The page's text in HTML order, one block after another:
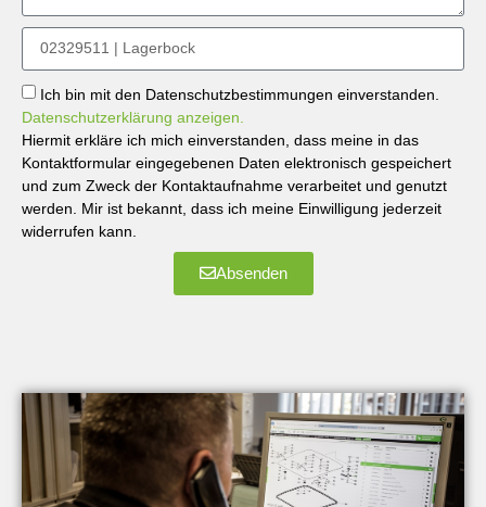
Ich bin mit den Datenschutzbestimmungen einverstanden.
Datenschutzerklärung anzeigen.
Hiermit erkläre ich mich einverstanden, dass meine in das
Kontaktformular eingegebenen Daten elektronisch gespeichert
und zum Zweck der Kontaktaufnahme verarbeitet und genutzt
werden. Mir ist bekannt, dass ich meine Einwilligung jederzeit
widerrufen kann.
Absenden